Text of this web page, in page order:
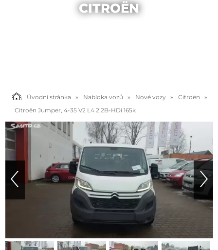
CITROËN
Úvodní stránka Nabídka vozů Nové vozy
Citroën
Citroën Jumper, 4-35 V2 L4 2.2B-HDi 165k